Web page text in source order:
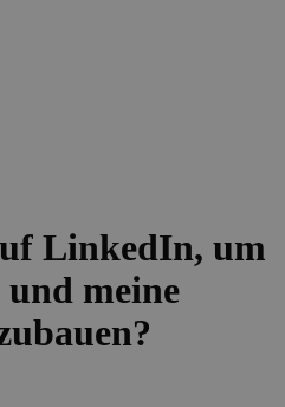
LinkedIn, um
meine